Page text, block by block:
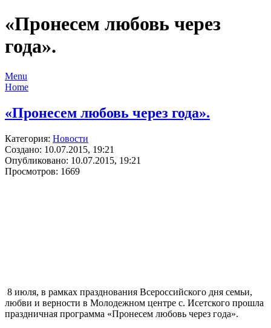
«Пронесем любовь через
года».
Menu
Home
«Пронесем любовь через года».
Категория: Новости
Создано: 10.07.2015, 19:21
Опубликовано: 10.07.2015, 19:21
Просмотров: 1669
8 июля, в рамках празднования Всероссийского дня семьи,
любви и верности в Молодежном центре с. Исетского прошла
праздничная программа «Пронесем любовь через года».